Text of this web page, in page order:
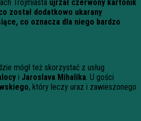
Trójmiasta ujrzał czerwony kartonik
został dodatkowo ukarany
co oznacza dla niego bardzo
mógł też skorzystać z usług
i Jaroslava Mihalika. U gości
, który leczy uraz i zawieszonego